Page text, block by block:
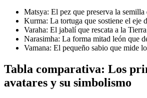
Matsya: El pez que preserva la semilla
Kurma: La tortuga que sostiene el eje
Varaha: El jabalí que rescata a la
Narasimha: La forma mitad león que
Vamana: El pequeño sabio que mide
Tabla comparativa: Los
avatares y su simbolismo